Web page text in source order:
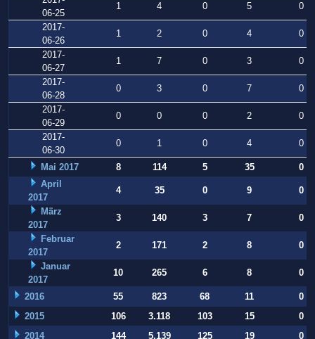
06-25
1 4 0 5
0
2017-
06-26
1 2 0 4
0
2017-
06-27
1 7 0 3
0
2017-
06-28
0 3 0 7
0
2017-
06-29
0 0 0 2
0
2017-
06-30
0 1 0 4 0
Mai 2017 8 114 5 35
0
April
2017
4 35 0 9
0
März
2017
3 140 3 7
0
Februar
2017
2 171 2 8
0
Januar
2017
10 265 6 8 0
2016 55 823 68 11
0
2015
106 3.118 103 15
0
2014
144 5.139 125 19 0